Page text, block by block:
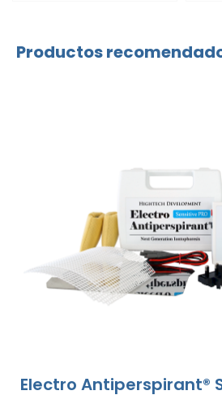
Productos
Electro Antiperspirant®